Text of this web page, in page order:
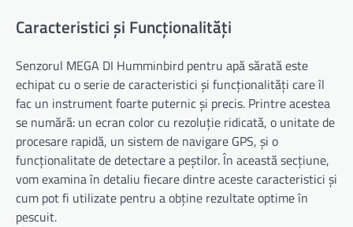
Caracteristici și Funcționalități
Senzorul MEGA DI Humminbird pentru apă sărată este
echipat cu o serie de caracteristici și funcționalități care îl
fac un instrument foarte puternic și precis. Printre acestea
se numără: un ecran color cu rezoluție ridicată, o unitate de
procesare rapidă, un sistem de navigare GPS, și o
funcționalitate de detectare a peștilor. În această secțiune,
vom examina în detaliu fiecare dintre aceste caracteristici și
cum pot fi utilizate pentru a obține rezultate optime în
pescuit.